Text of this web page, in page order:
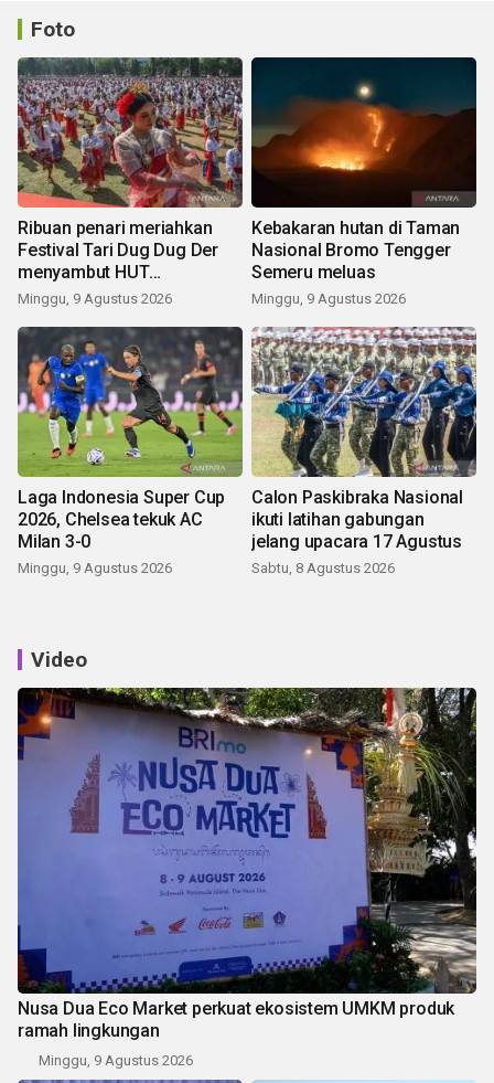
Foto
Ribuan penari meriahkan
Festival Tari Dug Dug Der
menyambut HUT
Kemerdekaan
Minggu, 9 Agustus 2026
Kebakaran hutan di Taman
Nasional Bromo Tengger
Semeru meluas
Minggu, 9 Agustus 2026
Laga Indonesia Super Cup
2026, Chelsea tekuk AC
Milan 3-0
Minggu, 9 Agustus 2026
Calon Paskibraka Nasional
ikuti latihan gabungan
jelang upacara 17 Agustus
Sabtu, 8 Agustus 2026
Video
Nusa Dua Eco Market perkuat ekosistem UMKM produk
ramah lingkungan
Minggu, 9 Agustus 2026